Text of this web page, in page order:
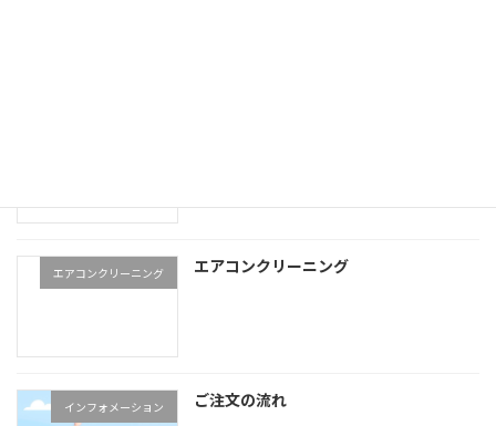
エアコンクリーニング エアコンクリーニング
インフォメーション ご注文の流れ